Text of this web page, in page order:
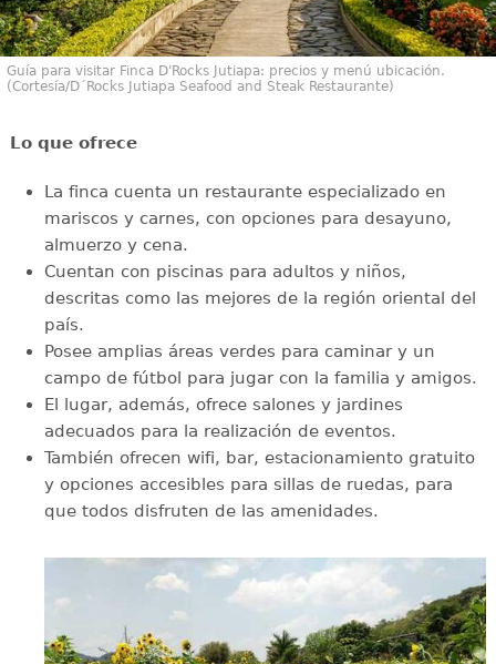
Guía para visitar Finca D'Rocks Jutiapa: precios y menú ubicación.
(Cortesía/D´Rocks Jutiapa Seafood and Steak Restaurante)
Lo que ofrece
La finca cuenta un restaurante especializado en
mariscos y carnes, con opciones para desayuno,
almuerzo y cena.
Cuentan con piscinas para adultos y niños,
descritas como las mejores de la región oriental del
país.
Posee amplias áreas verdes para caminar y un
campo de fútbol para jugar con la familia y amigos.
El lugar, además, ofrece salones y jardines
adecuados para la realización de eventos.
También ofrecen wifi, bar, estacionamiento gratuito
y opciones accesibles para sillas de ruedas, para
que todos disfruten de las amenidades.